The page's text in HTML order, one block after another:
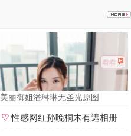
看看
美丽御姐潘琳琳无圣光原图
♡性感网红孙晚桐木有遮相册